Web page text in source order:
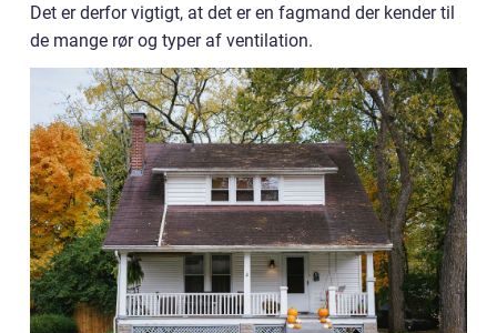
Det er derfor vigtigt, at det er en fagmand der kender til
de mange rør og typer af ventilation.